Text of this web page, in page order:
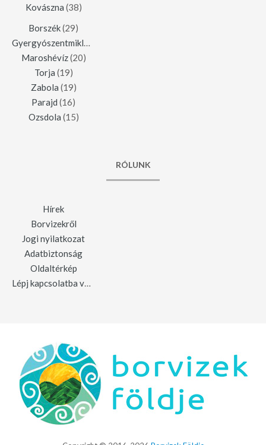
Kovászna (38)
Borszék(29)
Gyergyószentmiklós
Maroshévíz(20)
Torja (19)
Zabola (19)
Parajd (16)
Ozsdola (15)
RÓLUNK
Hírek
Borvizekről
Jogi nyilatkozat
Adatbiztonság
Oldaltérkép
Lépj kapcsolatba velünk